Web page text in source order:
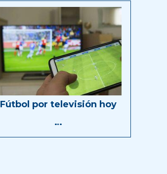
Fútbol por televisión hoy
…